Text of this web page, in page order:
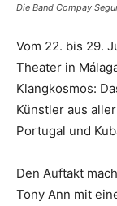
Die Band Compay
Vom 22. bis 29.
Theater in
Klangkosmos:
Künstler aus
Portugal und
Den Auftakt
Tony Ann mit